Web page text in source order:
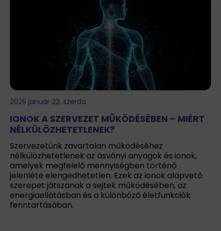
2025 január 22. szerda
IONOK A SZERVEZET MŰKÖDÉSÉBEN – MIÉRT
NÉLKÜLÖZHETETLENEK?
Szervezetünk zavartalan működéséhez
nélkülözhetetlenek az ásványi anyagok és ionok,
amelyek megfelelő mennyiségben történő
jelenléte elengedhetetlen. Ezek az ionok alapvető
szerepet játszanak a sejtek működésében, az
energiaellátásban és a különböző életfunkciók
fenntartásában.